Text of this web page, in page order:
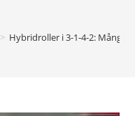
> Hybridroller i 3-1-4-2: